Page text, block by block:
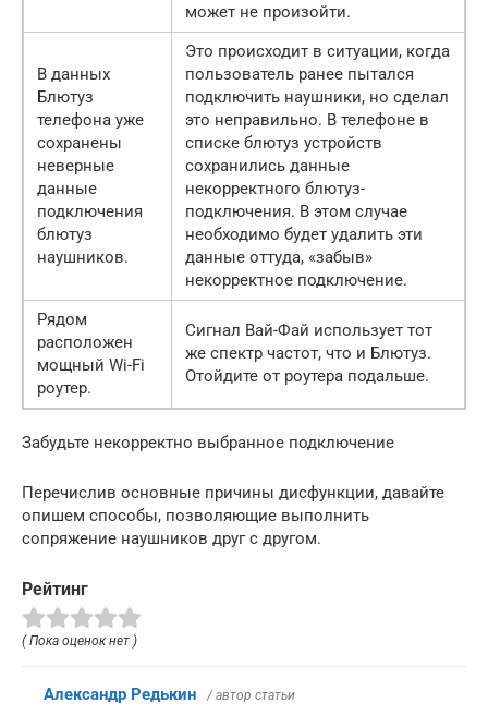
может не произойти.
В данных
Блютуз
телефона уже
сохранены
неверные
данные
подключения
блютуз
наушников.
Это происходит в ситуации, когда
пользователь ранее пытался
подключить наушники, но сделал
это неправильно. В телефоне в
списке блютуз устройств
сохранились данные
некорректного блютуз-
подключения. В этом случае
необходимо будет удалить эти
данные оттуда, «забыв»
некорректное подключение.
Рядом
расположен
мощный Wi-Fi
роутер.
Сигнал Вай-Фай использует тот
же спектр частот, что и Блютуз.
Отойдите от роутера подальше.
Забудьте некорректно выбранное подключение
Перечислив основные причины дисфункции, давайте
опишем способы, позволяющие выполнить
сопряжение наушников друг с другом.
Рейтинг
( Пока оценок нет )
Александр Редькин / автор статьи